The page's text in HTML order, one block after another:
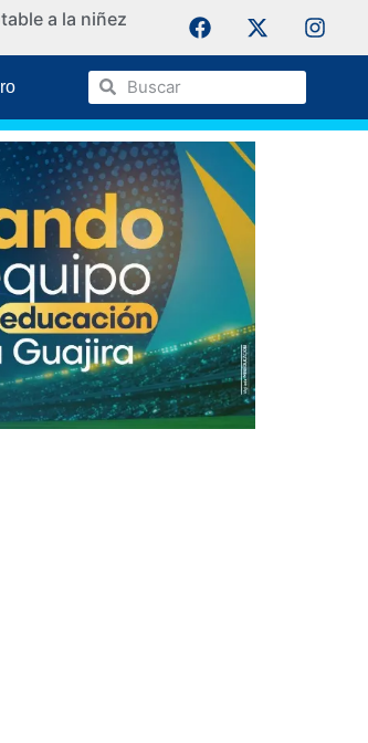
a la niñez La